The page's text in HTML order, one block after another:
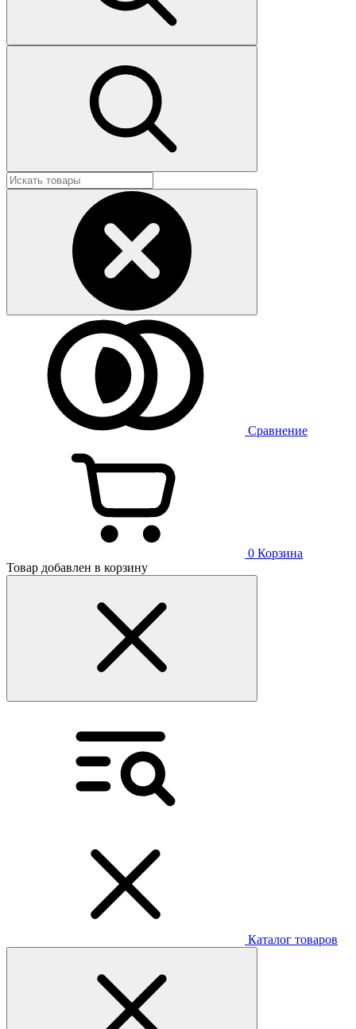
Сравнение
0 Корзина
Товар добавлен в корзину
Каталог товаров